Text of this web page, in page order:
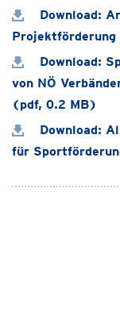
Download:
Download:
von NÖ
(pdf, 0.2 MB)
Download:
für